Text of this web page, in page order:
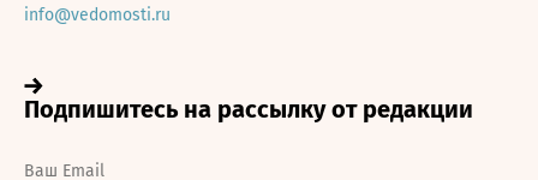
info@vedomosti.ru